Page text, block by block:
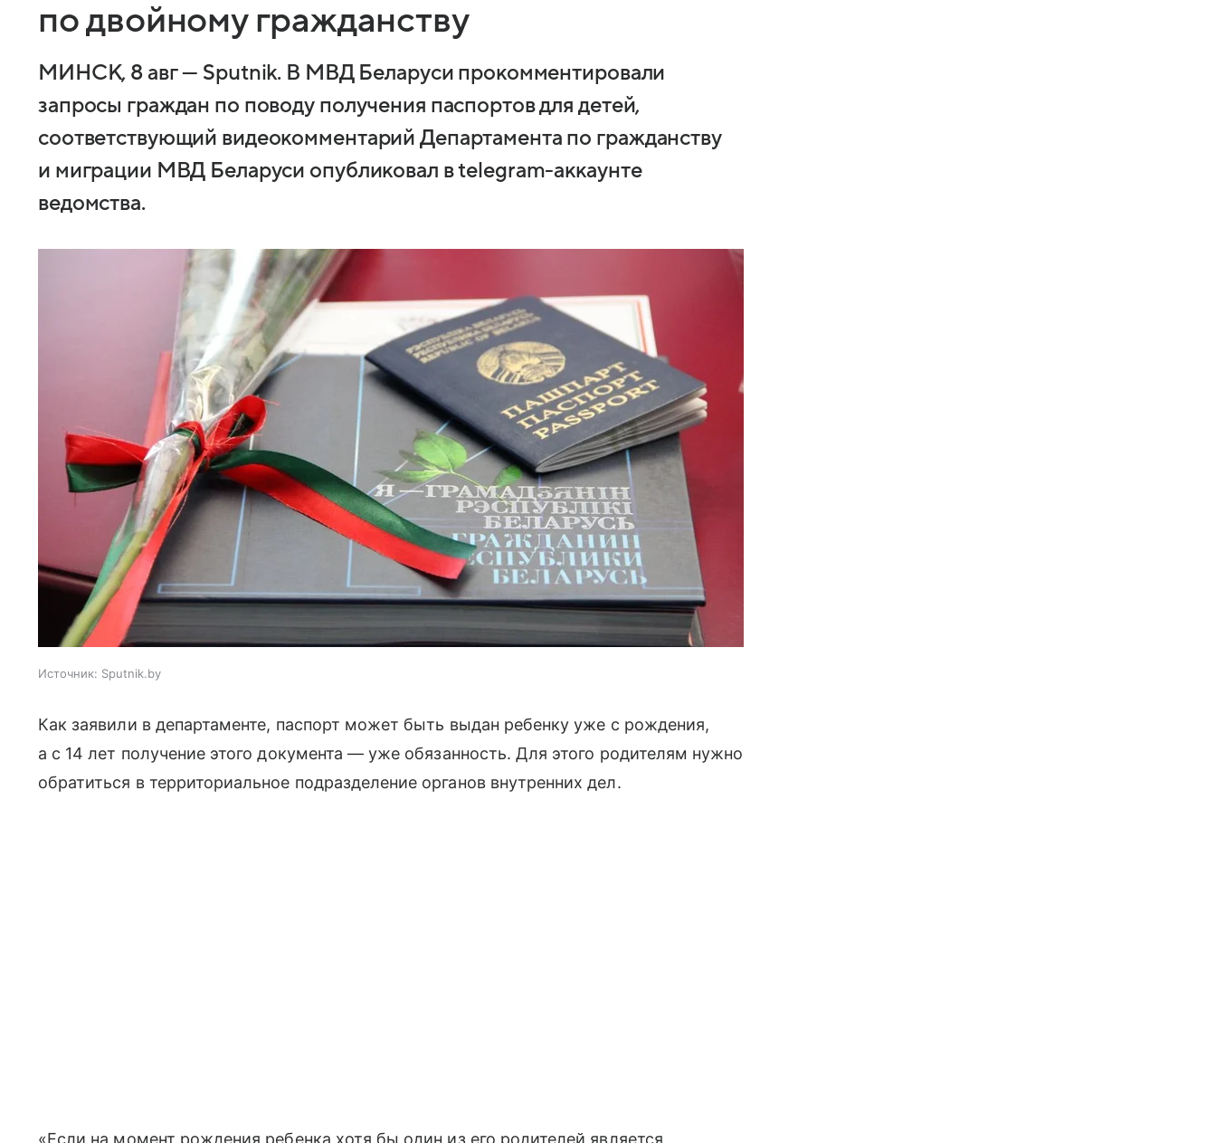
по двойному гражданству
МИНСК, 8 авг — Sputnik. В МВД Беларуси прокомментировали
запросы граждан по поводу получения паспортов для детей,
соответствующий видеокомментарий Департамента по гражданству
и миграции МВД Беларуси опубликовал в telegram-аккаунте
ведомства.
Источник: Sputnik.by
Как заявили в департаменте, паспорт может быть выдан ребенку уже с рождения,
а с 14 лет получение этого документа — уже обязанность. Для этого родителям нужно
обратиться в территориальное подразделение органов внутренних дел.
«Если на момент рождения ребенка хотя бы один из его родителей является